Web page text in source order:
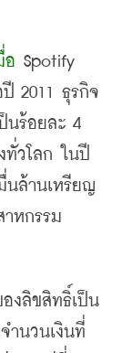
อ
2011 ธุรกิจ
นร้อยละ
วโลก ในปี
นล้านเหรียญ
าหกรรม
องลิขสิทธิ์เป็น
ำนวนเงินที่